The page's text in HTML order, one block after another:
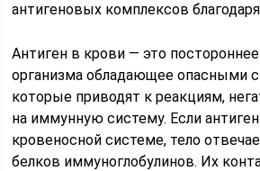
антигеновых комплексов
Антиген в крови — это
организма обладающее опасными
которые приводят к реакциям,
на иммунную систему. Если
кровеносной системе, тело
белков иммуноглобулинов. Их